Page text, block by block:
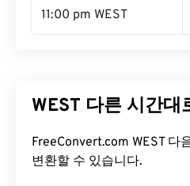
11:00 pm WEST
WEST 다른 시간대
FreeConvert.com WEST 다
변환할 수 있습니다.